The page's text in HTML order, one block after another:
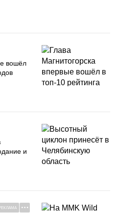
вошёл
и
РЕКЛАМА